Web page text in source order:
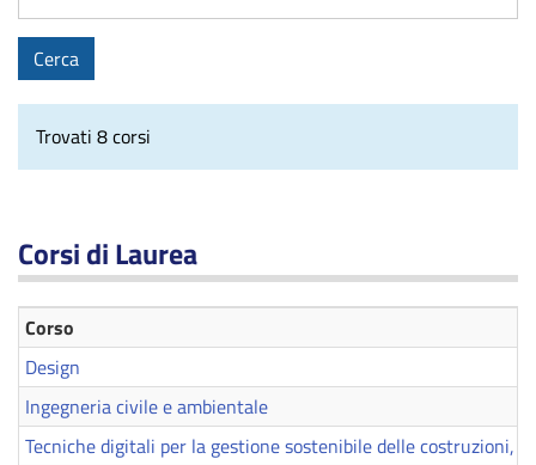
Trovati 8 corsi
Corsi di Laurea
Corso
Design
Ingegneria civile e ambientale
Tecniche digitali per la gestione sostenibile delle costruzioni,